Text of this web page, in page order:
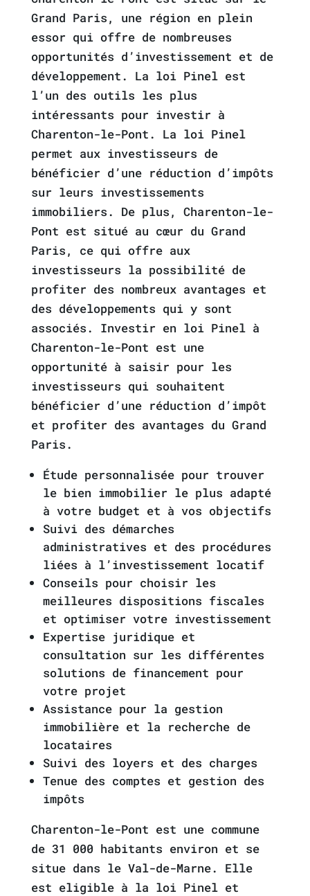
Grand Paris, une région en plein
essor qui offre de nombreuses
opportunités d’investissement et de
développement. La loi Pinel est
l’un des outils les plus
intéressants pour investir à
Charenton-le-Pont. La loi Pinel
permet aux investisseurs de
bénéficier d’une réduction d’impôts
sur leurs investissements
immobiliers. De plus, Charenton-le-
Pont est situé au cœur du Grand
Paris, ce qui offre aux
investisseurs la possibilité de
profiter des nombreux avantages et
des développements qui y sont
associés. Investir en loi Pinel à
Charenton-le-Pont est une
opportunité à saisir pour les
investisseurs qui souhaitent
bénéficier d’une réduction d’impôt
et profiter des avantages du Grand
Paris.
Étude personnalisée pour trouver
le bien immobilier le plus adapté
à votre budget et à vos objectifs
Suivi des démarches
administratives et des procédures
liées à l’investissement locatif
Conseils pour choisir les
meilleures dispositions fiscales
et optimiser votre investissement
Expertise juridique et
consultation sur les différentes
solutions de financement pour
votre projet
Assistance pour la gestion
immobilière et la recherche de
locataires
Suivi des loyers et des charges
Tenue des comptes et gestion des
impôts
Charenton-le-Pont est une commune
de 31 000 habitants environ et se
situe dans le Val-de-Marne. Elle
est eligible à la loi Pinel et